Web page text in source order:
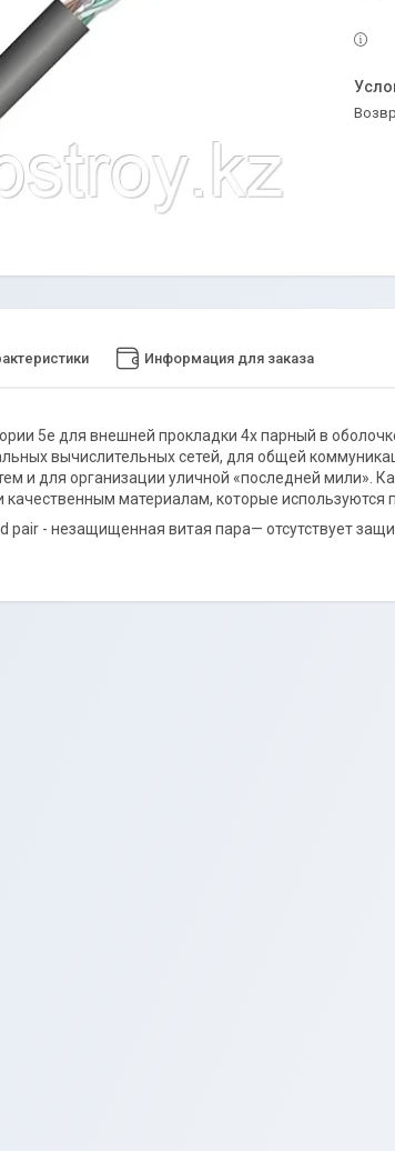
Информация для заказа
5е для внешней прокладки 4х парный в
вычислительных сетей, для общей
и для организации уличной «последней мили».
качественным материалам, которые используются
pair - незащищенная витая пара— отсутствует